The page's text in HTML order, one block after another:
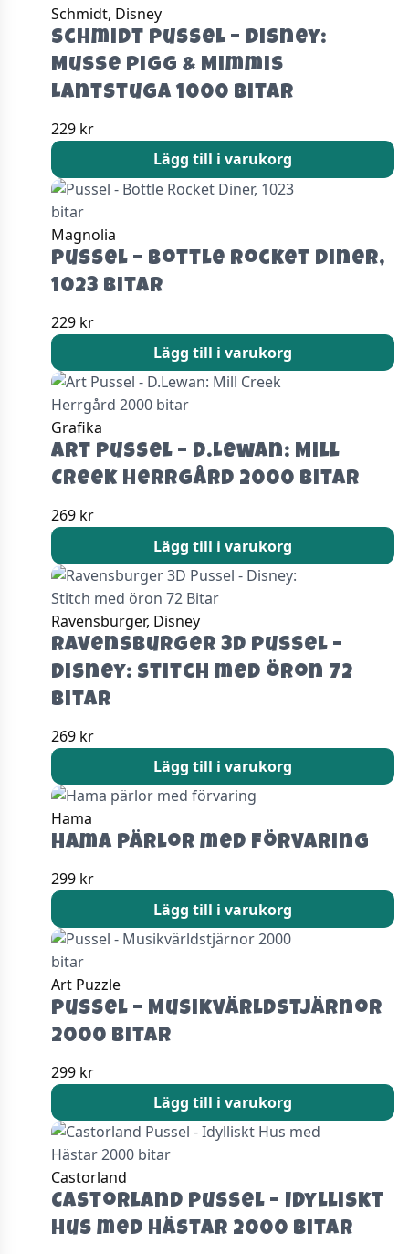
Schmidt, Disney
Schmidt Pussel – Disney:
Musse Pigg & Mimmis
Lantstuga 1000 bitar
229 kr
Lägg till i varukorg
Magnolia
Pussel – Bottle Rocket Diner,
1023 bitar
229 kr
Lägg till i varukorg
Grafika
Art Pussel – D.Lewan: Mill
Creek Herrgård 2000 bitar
269 kr
Lägg till i varukorg
Ravensburger, Disney
Ravensburger 3D Pussel –
Disney: Stitch med öron 72
Bitar
269 kr
Lägg till i varukorg
Hama
Hama pärlor med förvaring
299 kr
Lägg till i varukorg
Art Puzzle
Pussel – Musikvärldstjärnor
2000 bitar
299 kr
Lägg till i varukorg
Castorland
Castorland Pussel – Idylliskt
Hus med Hästar 2000 bitar